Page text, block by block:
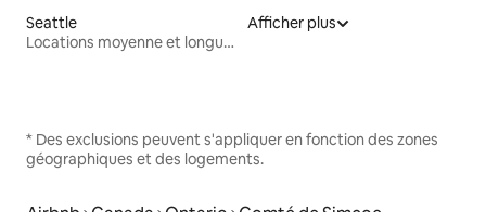
Seattle
Locations moyenne et longue durée
Afficher plus
* Des exclusions peuvent s'appliquer en fonction des zones
géographiques et des logements.